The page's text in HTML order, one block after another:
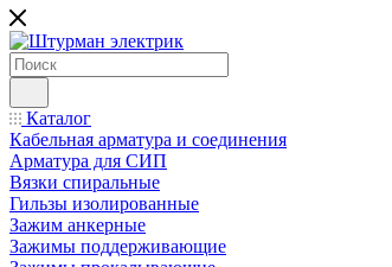
Каталог
Кабельная арматура и соединения
Арматура для СИП
Вязки спиральные
Гильзы изолированные
Зажим анкерные
Зажимы поддерживающие